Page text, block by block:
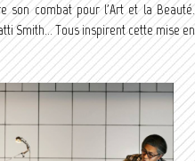
son combat pour l'Art et la Beauté.
Smith... Tous inspirent cette mise en